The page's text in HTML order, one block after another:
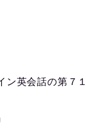
英会話の第７１